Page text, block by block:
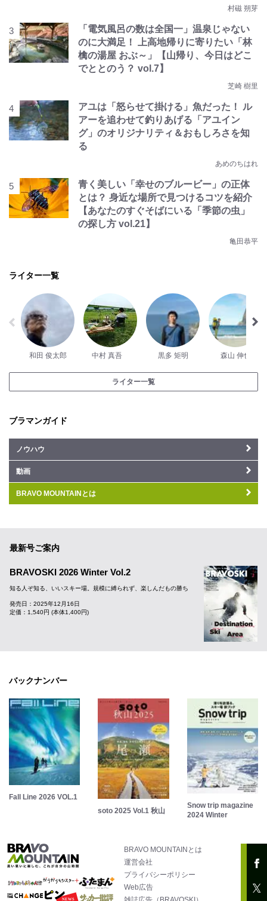
村磁 朔芽
「電気風呂の数は全国一」温泉じゃない
のに大満足！ 上高地帰りに寄りたい「林
檎の湯屋 おぶ～」【山帰り、今日はどこ
でととのう？ vol.7】
芝崎 樹里
アユは「怒らせて掛ける」魚だった！ ル
アーを追わせて釣りあげる「アユイン
グ」のオリジナリティ＆おもしろさを知
る
あめのちはれ
青く美しい「幸せのブルービー」の正体
とは？ 身近な場所で見つけるコツを紹介
【あなたのすぐそばにいる「季節の虫」
の探し方 vol.21】
亀田恭平
ライター一覧
和田 俊太郎 中村 真吾 黒多 矩明 森山 伸也
ライター一覧
ブラマンガイド
ノウハウ
動画
BRAVO MOUNTAINとは
最新号ご案内
BRAVOSKI 2026 Winter Vol.2
知る人ぞ知る、いいスキー場。規模に縛られず、楽しんだもの勝ち
発売日：2025年12月16日
定価：1,540円 (本体1,400円)
バックナンバー
Fall Line 2026 VOL.1
soto 2025 Vol.1 秋山
Snow trip magazine
2024 Winter
BRAVO MOUNTAINとは
運営会社
プライバシーポリシー
Web広告